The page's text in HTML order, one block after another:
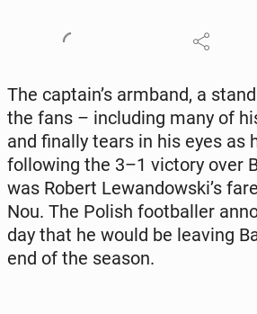
The captain’s armband, a
the fans – in­clud­ing many of
and finally tears in his eyes as
fol­low­ing the 3–1 victory over
was Robert Lewandows­ki’s
Nou. The Polish foot­baller
day that he would be leaving
end of the season.